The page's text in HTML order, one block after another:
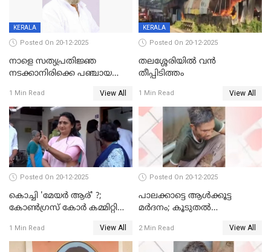
KERALA
Posted On 20-12-2025
നാളെ സത്യപ്രതിജ്ഞ
നടക്കാനിരിക്കെ പഞ്ചായത്ത്
1 Min Read View All
KERALA
Posted On 20-12-2025
തലശ്ശേരിയിൽ വൻ
തീപ്പിടിത്തം
1 Min Read View All
Posted On 20-12-2025
കൊച്ചി 'മേയർ ആര്' ?;
കോണ്‍ഗ്രസ് കോര്‍ കമ്മിറ്റി
1 Min Read View All
Posted On 20-12-2025
പാലക്കാട്ടെ ആള്‍ക്കൂട്ട
മര്‍ദനം; കൂടുതല്‍
അംഗ സംഘമെന്ന് വിവരം
2 Min Read View All